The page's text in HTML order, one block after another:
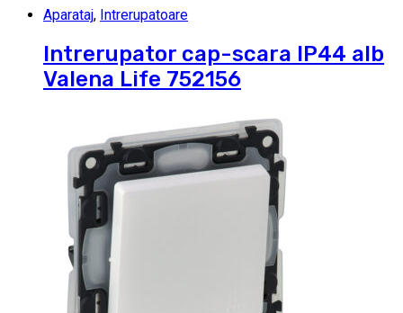
Aparataj, Intrerupatoare
Intrerupator cap-scara IP44 alb
Valena Life 752156